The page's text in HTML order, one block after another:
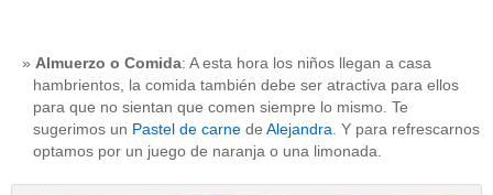
Almuerzo o Comida: A esta hora los niños llegan a casa
hambrientos, la comida también debe ser atractiva para ellos
para que no sientan que comen siempre lo mismo. Te
sugerimos un Pastel de carne de Alejandra . Y para refrescarnos
optamos por un juego de naranja o una limonada.